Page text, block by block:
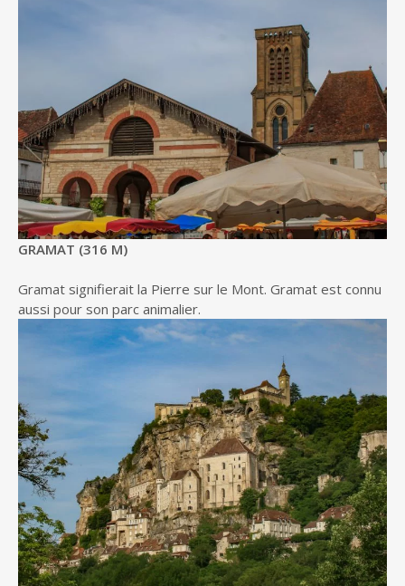
GRAMAT (316 M)
Gramat signifierait la Pierre sur le Mont. Gramat est connu
aussi pour son parc animalier.